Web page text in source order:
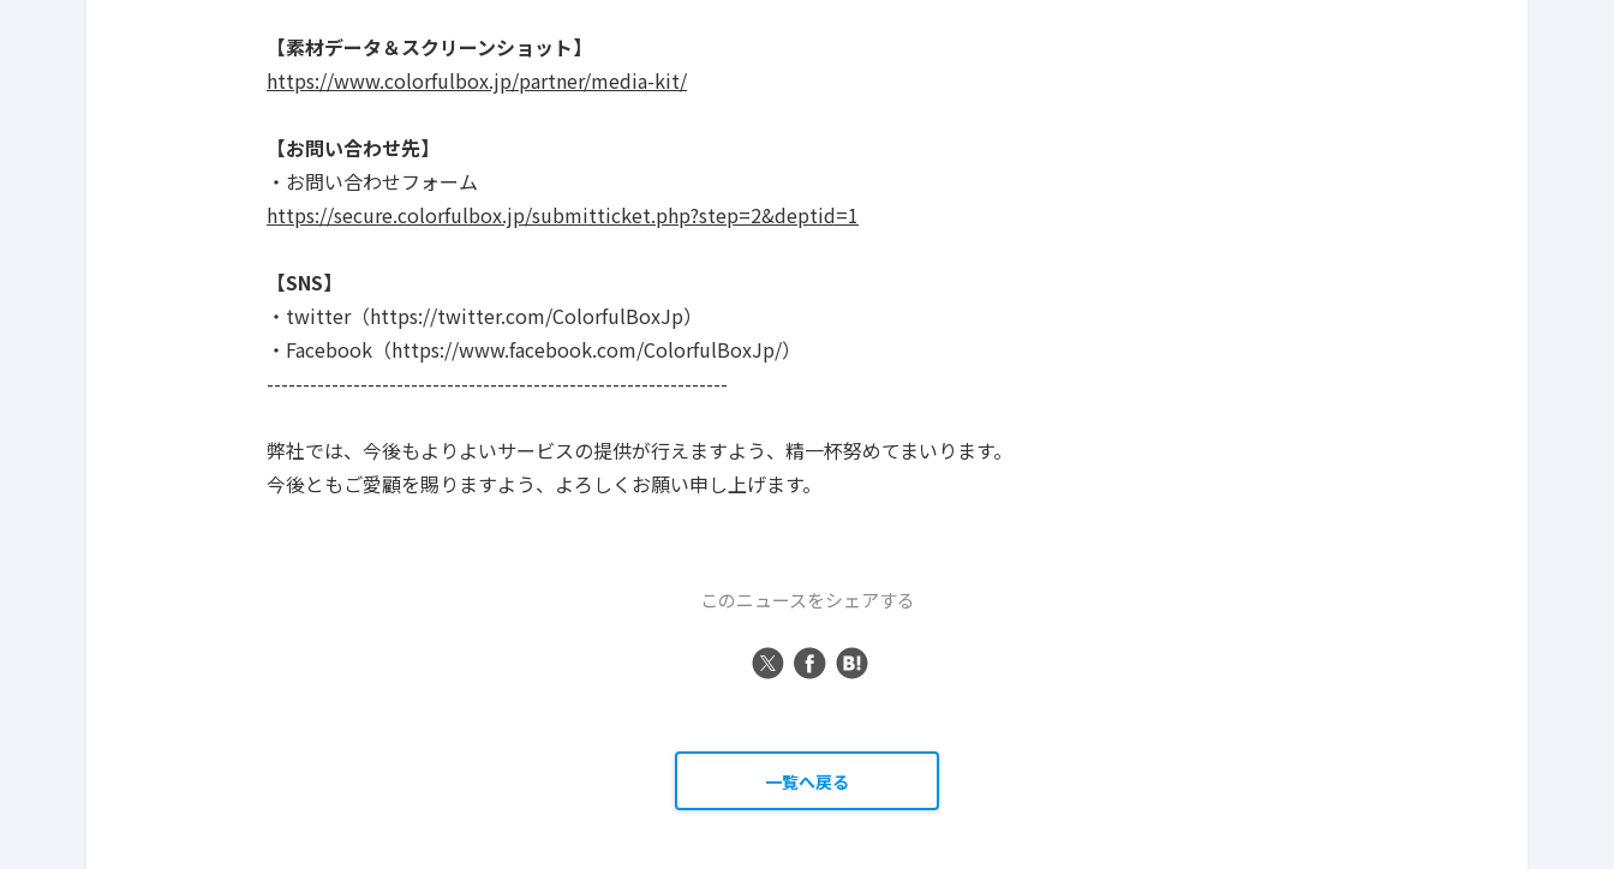
【素材データ＆スクリーンショット】
https://www.colorfulbox.jp/partner/media-kit/
【お問い合わせ先】
・お問い合わせフォーム
https://secure.colorfulbox.jp/submitticket.php?step=2&deptid=1
【SNS】
・twitter（https://twitter.com/ColorfulBoxJp）
・Facebook（https://www.facebook.com/ColorfulBoxJp/）
----------------------------------------------------------------
弊社では、今後もよりよいサービスの提供が行えますよう、精一杯努めてまいります。
今後ともご愛顧を賜りますよう、よろしくお願い申し上げます。
このニュースをシェアする
一覧へ戻る